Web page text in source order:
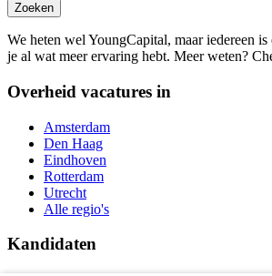
Zoeken
We heten wel YoungCapital, maar iedereen
je al wat meer ervaring hebt. Meer weten?
Overheid vacatures in
Amsterdam
Den Haag
Eindhoven
Rotterdam
Utrecht
Alle regio's
Kandidaten